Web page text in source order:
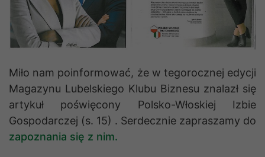
Miło nam poinformować, że w tegorocznej edycji
Magazynu Lubelskiego Klubu Biznesu znalazł się
artykuł poświęcony Polsko-Włoskiej Izbie
Gospodarczej (s. 15) . Serdecznie zapraszamy do
zapoznania się z nim.